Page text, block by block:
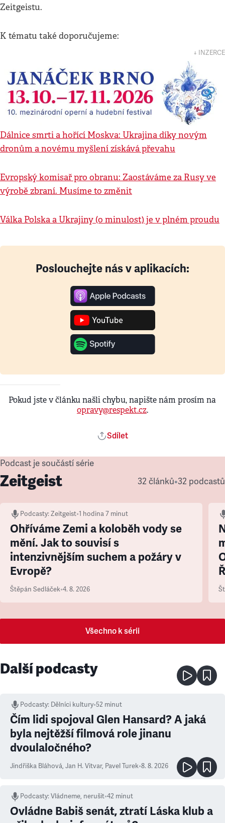
Zeitgeistu.
K tématu také doporučujeme:
↓ INZERCE
Dálnice smrti a hořící Moskva: Ukrajina díky novým
dronům a novému myšlení získává převahu
Evropský komisař pro obranu: Zaostáváme za Rusy ve
výrobě zbraní. Musíme to změnit
Válka Polska a Ukrajiny (o minulost) je v plném proudu
Poslouchejte nás v aplikacích:
Pokud jste v článku našli chybu, napište nám prosím na
opravy@respekt.cz.
Sdílet
Podcast je součástí série
Zeitgeist 32 článků•32 podcastů
Podcasty:Zeitgeist•1 hodina 7 minut
Ohříváme Zemi a koloběh vody se
mění. Jak to souvisí s
intenzivnějším suchem a požáry v
Evropě?
Štěpán Sedláček•4. 8. 2026
Všechno k sérii
Další podcasty
Podcasty: Dělníci kultury•52 minut
Čím lidi spojoval Glen Hansard? A jaká
byla nejtěžší filmová role jinanu
dvoulaločného?
Jindřiška Bláhová, Jan H. Vitvar, Pavel Turek•8. 8. 2026
Podcasty:Vládneme, nerušit•42 minut
Ovládne Babiš senát, ztratí Láska klub a